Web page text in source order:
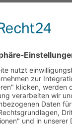
Можно ли оперировать
Компенсируются ли